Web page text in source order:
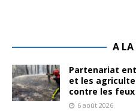
A LA
Partenariat
et les
contre les feux
6 août 2026